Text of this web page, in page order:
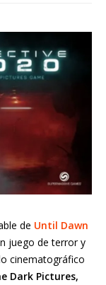
de Until Dawn
juego de terror y
cinematográfico
Dark Pictures,